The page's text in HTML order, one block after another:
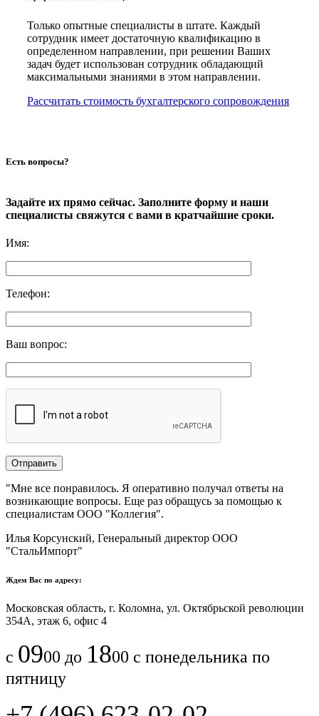
Только опытные специалисты в штате. Каждый
сотрудник имеет достаточную квалификацию в
определенном направлении, при решении Ваших
задач будет использован сотрудник обладающий
максимальными знаниями в этом направлении.
Рассчитать стоимость бухгалтерского сопровождения
Есть вопросы?
Задайте их прямо сейчас. Заполните форму и наши
специалисты свяжутся с вами в кратчайшие сроки.
Имя:
Телефон:
Ваш вопрос:
"Мне все понравилось.​ ​Я оперативно получал ответы на
возникающие вопросы. Еще раз обращусь за помощью к
специалистам ООО "Коллегия".​
Илья Корсунский, Генеральный директор ООО
"СтальИмпорт"
Ждем Вас по адресу:
Московская область, г. Коломна, ул. Октябрьской революции
354А, этаж 6, офис 4
с 0900 до 1800 с понедельника по
пятницу